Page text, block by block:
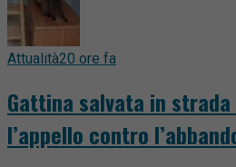
Attualità20 ore fa
Gattina salvata in
l’appello contro